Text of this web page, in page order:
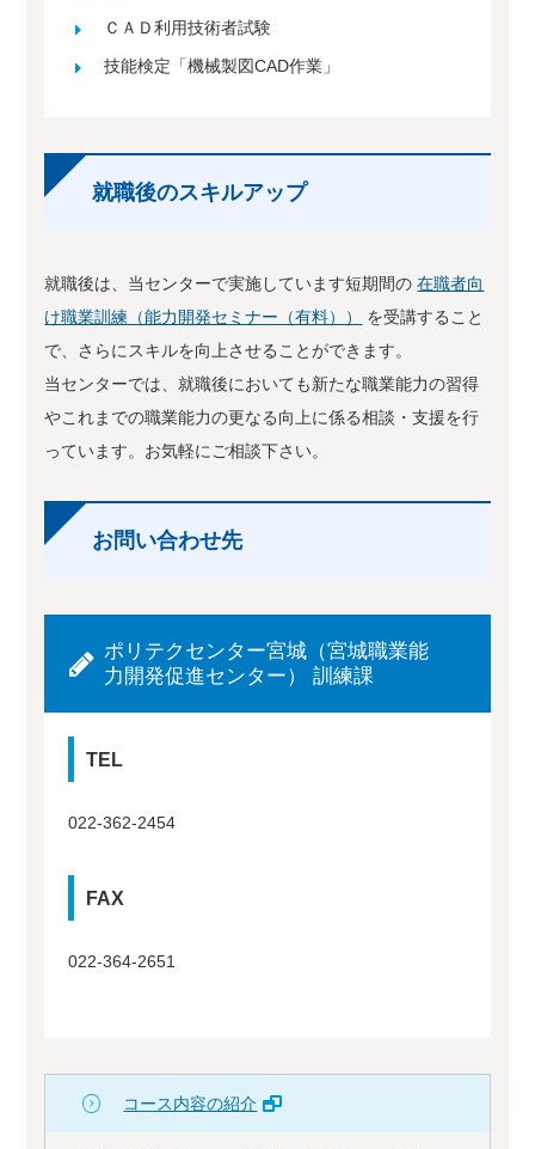
ＣＡＤ利用技術者試験
技能検定「機械製図CAD作業」
就職後のスキルアップ
就職後は、当センターで実施しています短期間の 在職者向
け職業訓練（能力開発セミナー（有料））
を受講すること
で、さらにスキルを向上させることができます。
当センターでは、就職後においても新たな職業能力の習得
やこれまでの職業能力の更なる向上に係る相談・支援を行
っています。お気軽にご相談下さい。
お問い合わせ先
ポリテクセンター宮城（宮城職業能
力開発促進センター） 訓練課
TEL
022-362-2454
FAX
022-364-2651
コース内容の紹介